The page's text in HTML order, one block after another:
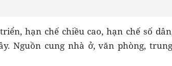
hạn chế chiều cao, hạn chế số
Nguồn cung nhà ở, văn phòng,